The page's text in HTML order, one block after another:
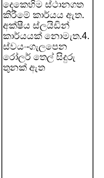
දෙකෙහිම ස්ථානගත
කිරීමේ කාර්යය ඇත.
අක්ෂීය ස්ලයිඩින්
කාර්යයක් නොමැත.4.
ස්වයං-ගැලපෙන
රෝලර් තෙල් සිදුරු
තුනක් ඇත